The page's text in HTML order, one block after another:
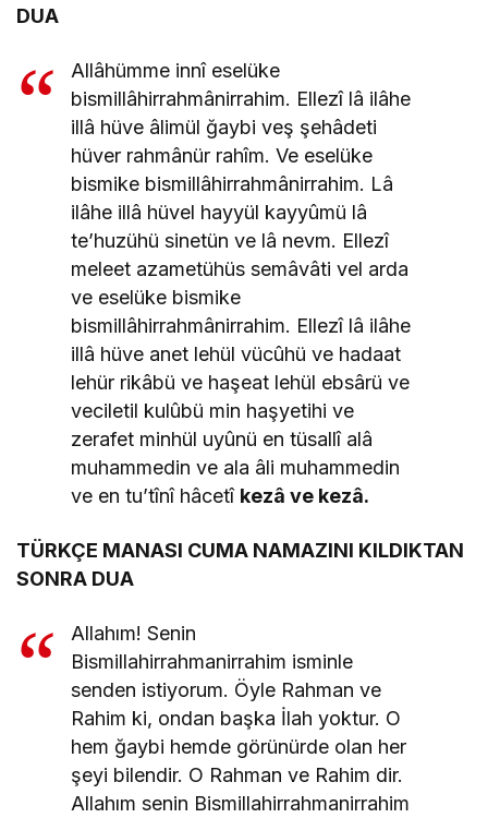
DUA
Allâhümme innî eselüke
bismillâhirrahmânirrahim. Ellezî lâ ilâhe
illâ hüve âlimül ğaybi veş şehâdeti
hüver rahmânür rahîm. Ve eselüke
bismike bismillâhirrahmânirrahim. Lâ
ilâhe illâ hüvel hayyül kayyûmü lâ
te’huzühü sinetün ve lâ nevm. Ellezî
meleet azametühüs semâvâti vel arda
ve eselüke bismike
bismillâhirrahmânirrahim. Ellezî lâ ilâhe
illâ hüve anet lehül vücûhü ve hadaat
lehür rikâbü ve haşeat lehül ebsârü ve
veciletil kulûbü min haşyetihi ve
zerafet minhül uyûnü en tüsallî alâ
muhammedin ve ala âli muhammedin
ve en tu’tînî hâcetî kezâ ve kezâ.
TÜRKÇE MANASI CUMA NAMAZINI KILDIKTAN
SONRA DUA
Allahım! Senin
Bismillahirrahmanirrahim isminle
senden istiyorum. Öyle Rahman ve
Rahim ki, ondan başka İlah yoktur. O
hem ğaybi hemde görünürde olan her
şeyi bilendir. O Rahman ve Rahim dir.
Allahım senin Bismillahirrahmanirrahim